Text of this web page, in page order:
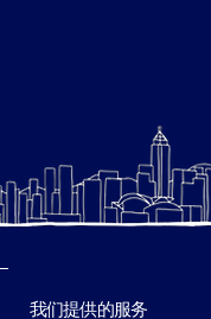
我们提供的服务